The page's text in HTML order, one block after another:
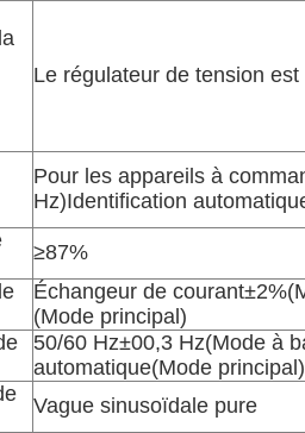
Le régulateur de tension est
Pour les appareils à
Hz)Identification
≥87%
Échangeur de courant±2%(
(Mode principal )
50/60 Hz±00,3 Hz(Mode à
automatique(Mode principal )
Vague sinusoïdale pure